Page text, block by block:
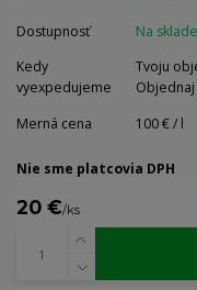
Dostupnosť
Na
Kedy
vyexpedujeme
Tvoju
Merná cena
100 € / l
Nie sme platcovia DPH
20 €/ks